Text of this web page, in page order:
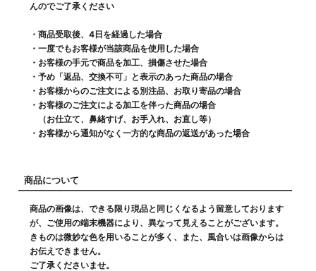
んのでご了承ください
・商品受取後、4日を経過した場合
・一度でもお客様が当該商品を使用した場合
・お客様の手元で商品を加工、損傷させた場合
・予め「返品、交換不可」と表示のあった商品の場合
・お客様からのご注文による別注品、お取り寄品の場合
・お客様のご注文による加工を伴った商品の場合
（お仕立て、鼻緒すげ、お手入れ、お直し等）
・お客様から通知がなく一方的な商品の返送があった場合
商品について
商品の画像は、できる限り現品と同じくなるよう留意しております
が、ご使用の端末機器により、異なって見えることがございます。
きものは微妙な色を用いることが多く、また、風合いは画像からは
お伝えできません。
ご了承くださいませ。